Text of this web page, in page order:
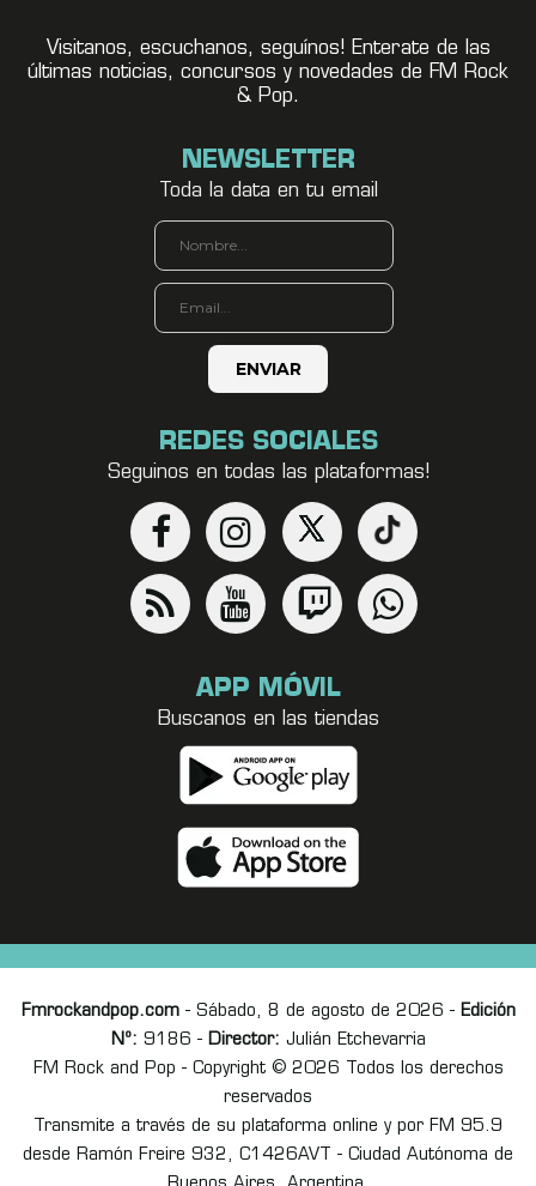
Visitanos, escuchanos, seguínos! Enterate de las
últimas noticias, concursos y novedades de FM Rock
& Pop.
NEWSLETTER
Toda la data en tu email
REDES SOCIALES
Seguinos en todas las plataformas!
APP MÓVIL
Buscanos en las tiendas
Fmrockandpop.com- Sábado, 8 de agosto de 2026 - Edición
Nº: 9186 - Director: Julián Etchevarria
FM Rock and Pop - Copyright © 2026 Todos los derechos
reservados
Transmite a través de su plataforma online y por FM 95.9
desde Ramón Freire 932, C1426AVT - Ciudad Autónoma de